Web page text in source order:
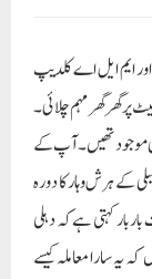
اور ایم ایل اے کلدیپ
پر گھر گھر مہم چلائی۔
موجود تھیں۔ آپ کے
کے ہرش وہار کا دورہ
بار کہتی ہے کہ دہلی
یہ سارا معاملہ کیسے